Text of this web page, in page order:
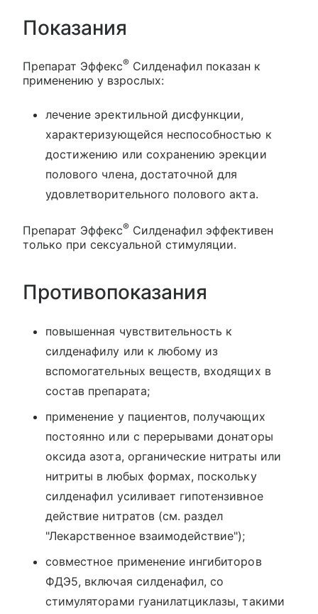
Показания
Препарат Эффекс® Силденафил показан к
применению у взрослых:
лечение эректильной дисфункции,
характеризующейся неспособностью к
достижению или сохранению эрекции
полового члена, достаточной для
удовлетворительного полового акта.
Препарат Эффекс® Силденафил эффективен
только при сексуальной стимуляции.
Противопоказания
повышенная чувствительность к
силденафилу или к любому из
вспомогательных веществ, входящих в
состав препарата;
применение у пациентов, получающих
постоянно или с перерывами донаторы
оксида азота, органические нитраты или
нитриты в любых формах, поскольку
силденафил усиливает гипотензивное
действие нитратов (см. раздел
"Лекарственное взаимодействие");
совместное применение ингибиторов
ФДЭ5, включая силденафил, со
стимуляторами гуанилатциклазы, такими